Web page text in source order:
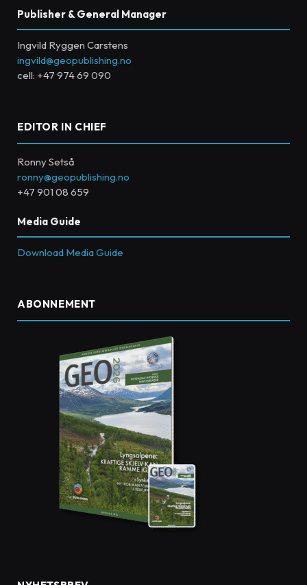
Publisher & General Manager
Ingvild Ryggen Carstens
ingvild@geopublishing.no
cell: +47 974 69 090
EDITOR IN CHIEF
Ronny Setså
ronny@geopublishing.no
+47 901 08 659
Media Guide
Download Media Guide
ABONNEMENT